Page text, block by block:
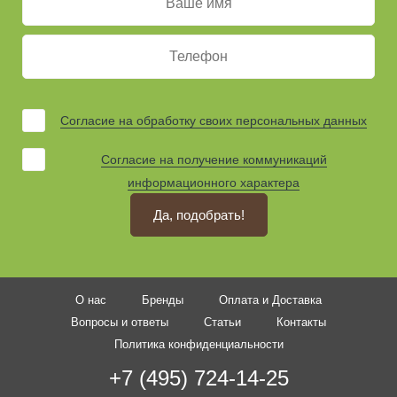
Согласие на обработку своих персональных данных
Согласие на получение коммуникаций
информационного характера
Да, подобрать!
О нас Бренды
Оплата и Доставка
Вопросы и ответы
Статьи
Контакты
Политика конфиденциальности
+7 (495) 724-14-25